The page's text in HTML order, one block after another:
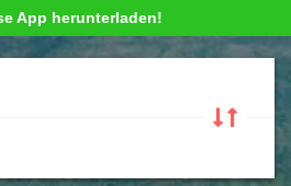
App herunterladen!